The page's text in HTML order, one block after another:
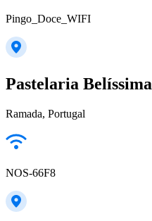
Pingo_Doce_WIFI
Pastelaria Belíssima
Ramada, Portugal
NOS-66F8